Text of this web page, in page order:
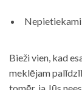
Bieži vien, kad
meklējam